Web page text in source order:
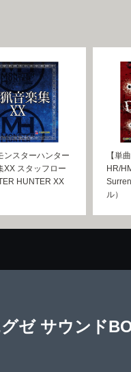
ンスターハンター
XX スタッフロー
HUNTER XX
【単
HR/
ル）
グゼ サウンド